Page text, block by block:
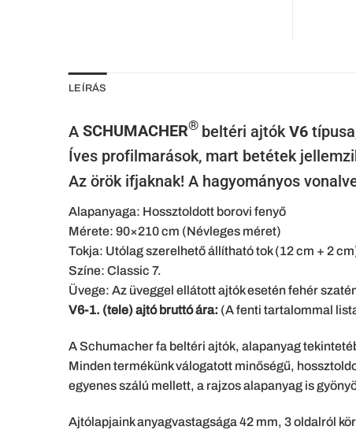
LEÍRÁS
A SCHUMACHER® beltéri ajtók V6
Íves profilmarások, mart betétek
Az örök ifjaknak! A hagyományos
Alapanyaga: Hossztoldott borovi fenyő
Mérete: 90×210 cm (Névleges méret)
Tokja: Utólag szerelhető állítható tok (12 cm + 2
Színe: Classic 7.
Üvege: Az üveggel ellátott ajtók esetén fehér
V6-1. (tele) ajtó bruttó ára: (A fenti tartalommal
A Schumacher fa beltéri ajtók, alapanyag
Minden termékünk válogatott minőségű,
egyenes szálú mellett, a rajzos alapanyag is
Ajtólapjaink anyagvastagsága 42 mm, 3 oldalról